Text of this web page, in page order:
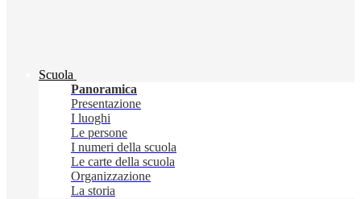
Scuola
Panoramica
Presentazione
I luoghi
Le persone
I numeri della scuola
Le carte della scuola
Organizzazione
La storia